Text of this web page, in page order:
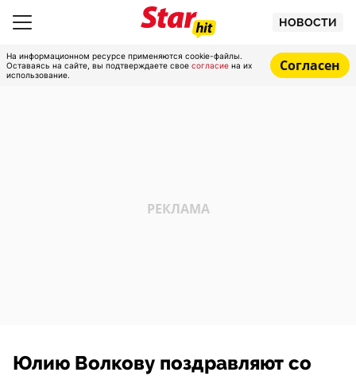
НОВОСТИ
На информационном ресурсе применяются cookie-файлы.
Оставаясь на сайте, вы подтверждаете свое согласие на их
использование.
Согласен
Юлию Волкову поздравляют со